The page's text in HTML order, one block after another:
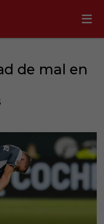
de mal en